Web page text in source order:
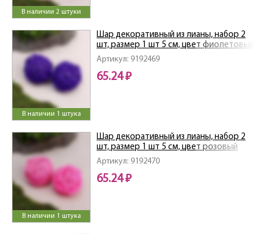
В наличии 2 штуки
В наличии 1 штука
Артикул: 9192469
Шар декоративный из лианы, набор 2
шт, размер 1 шт 5 см, цвет фиолетовый
9192469
65.24 ₽
В наличии 1 штука
Артикул: 9192470
Шар декоративный из лианы, набор 2
шт, размер 1 шт 5 см, цвет розовый
9192470
65.24 ₽